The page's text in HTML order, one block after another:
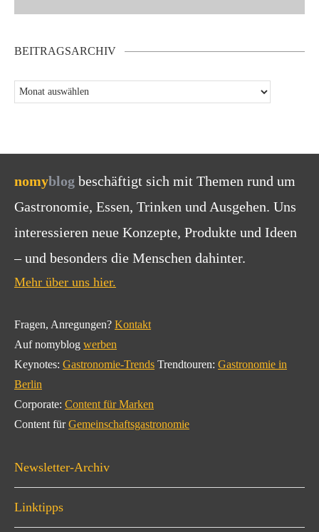
BEITRAGSARCHIV
nomyblog beschäftigt sich mit Themen rund um
Gastronomie, Essen, Trinken und Ausgehen. Uns
interessieren neue Konzepte, Produkte und Ideen
– und besonders die Menschen dahinter.
Mehr über uns hier.
Fragen, Anregungen? Kontakt
Auf nomyblog werben
Keynotes: Gastronomie-Trends Trendtouren: Gastronomie in
Berlin
Corporate: Content für Marken
Content fürGemeinschaftsgastronomie
Newsletter-Archiv
Linktipps